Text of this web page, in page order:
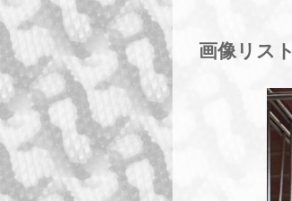
画像リスト